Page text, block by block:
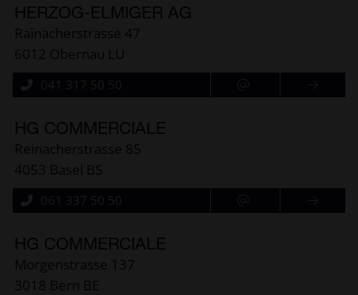
HERZOG-ELMIGER AG
Rainacherstrasse 47
6012 Obernau LU
041 317 50 50
HG COMMERCIALE
Reinacherstrasse 85
4053 Basel BS
061 337 50 50
HG COMMERCIALE
Morgenstrasse 137
3018 Bern BE